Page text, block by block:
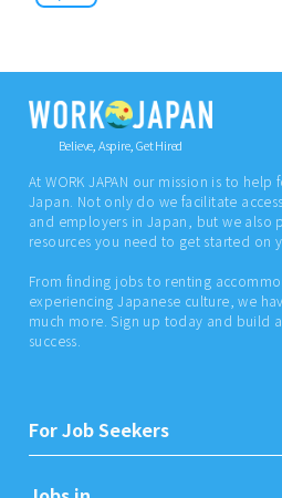
Believe, Aspire, Get Hired
At WORK JAPAN our mission is to
Japan. Not only do we facilitate
and employers in Japan, but we also
resources you need to get started on
From finding jobs to renting
experiencing Japanese culture, we
much more. Sign up today and build
success.
For Job Seekers